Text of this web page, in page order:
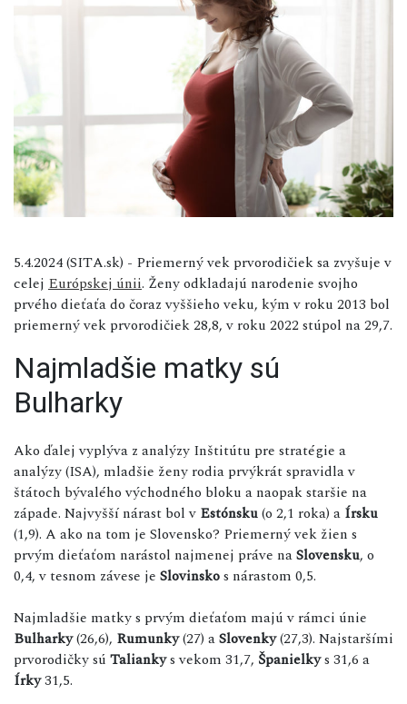
5.4.2024 (SITA.sk) - Priemerný vek prvorodičiek sa zvyšuje v
celej Európskej únii. Ženy odkladajú narodenie svojho
prvého dieťaťa do čoraz vyššieho veku, kým v roku 2013 bol
priemerný vek prvorodičiek 28,8, v roku 2022 stúpol na 29,7.
Najmladšie matky sú
Bulharky
Ako ďalej vyplýva z analýzy Inštitútu pre stratégie a
analýzy (ISA), mladšie ženy rodia prvýkrát spravidla v
štátoch bývalého východného bloku a naopak staršie na
západe. Najvyšší nárast bol v Estónsku(o 2,1 roka) a Írsku
(1,9). A ako na tom je Slovensko? Priemerný vek žien s
prvým dieťaťom narástol najmenej práve naSlovensku, o
0,4, v tesnom závese je Slovinskos nárastom 0,5.
Najmladšie matky s prvým dieťaťom majú v rámci únie
Bulharky(26,6), Rumunky(27) aSlovenky(27,3). Najstaršími
prvorodičky sú Taliankys vekom 31,7, Španielkys 31,6 a
Írky31,5.